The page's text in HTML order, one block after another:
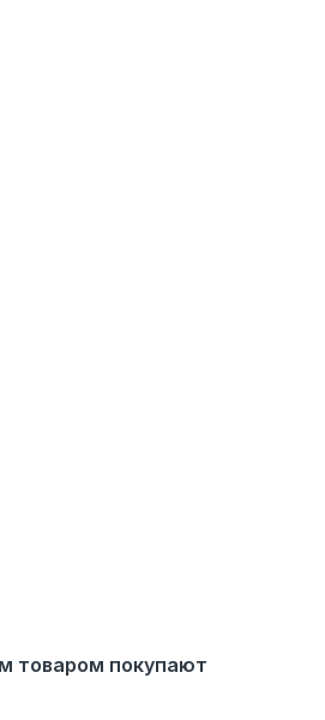
товаром покупают